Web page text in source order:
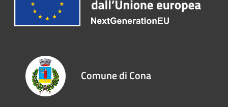
Comune di Cona